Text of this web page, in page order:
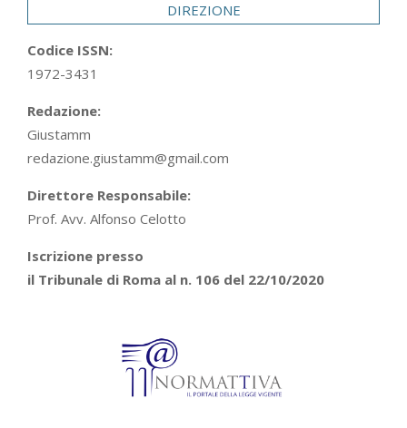
DIREZIONE
Codice ISSN:
1972-3431
Redazione:
Giustamm
redazione.giustamm@gmail.com
Direttore Responsabile:
Prof. Avv. Alfonso Celotto
Iscrizione presso
il Tribunale di Roma al n. 106 del 22/10/2020